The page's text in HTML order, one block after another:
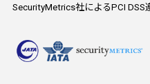
SecurityMetrics社によるPCI DSS